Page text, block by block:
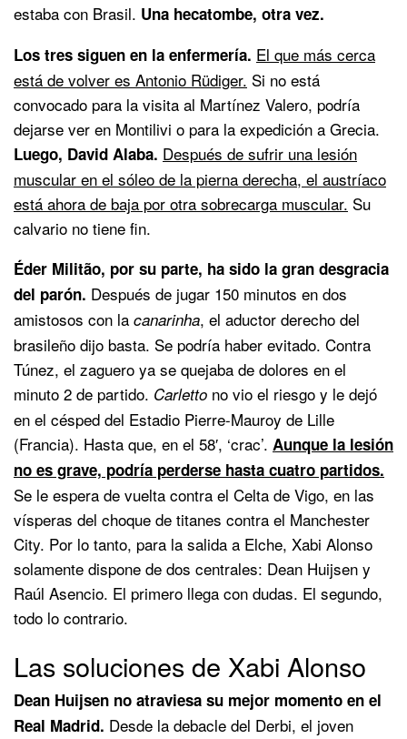
estaba con Brasil. Una hecatombe, otra vez.
Los tres siguen en la enfermería. El que más cerca
está de volver es Antonio Rüdiger. Si no está
convocado para la visita al Martínez Valero, podría
dejarse ver en Montilivi o para la expedición a Grecia.
Luego, David Alaba. Después de sufrir una lesión
muscular en el sóleo de la pierna derecha, el austríaco
está ahora de baja por otra sobrecarga muscular. Su
calvario no tiene fin.
Éder Militão, por su parte, ha sido la gran desgracia
del parón. Después de jugar 150 minutos en dos
amistosos con la canarinha, el aductor derecho del
brasileño dijo basta. Se podría haber evitado. Contra
Túnez, el zaguero ya se quejaba de dolores en el
minuto 2 de partido. Carletto no vio el riesgo y le dejó
en el césped del Estadio Pierre-Mauroy de Lille
(Francia). Hasta que, en el 58′, ‘crac’. Aunque la lesión
no es grave, podría perderse hasta cuatro partidos.
Se le espera de vuelta contra el Celta de Vigo, en las
vísperas del choque de titanes contra el Manchester
City. Por lo tanto, para la salida a Elche, Xabi Alonso
solamente dispone de dos centrales: Dean Huijsen y
Raúl Asencio. El primero llega con dudas. El segundo,
todo lo contrario.
Las soluciones de Xabi Alonso
Dean Huijsen no atraviesa su mejor momento en el
Real Madrid. Desde la debacle del Derbi, el joven